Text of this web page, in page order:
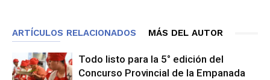
ARTÍCULOS RELACIONADOS MÁS DEL AUTOR
Todo listo para la 5° edición del
Concurso Provincial de la Empanada